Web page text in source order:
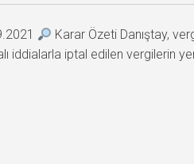
Karar Özeti Danıştay,
iddialarla iptal edilen vergilerin